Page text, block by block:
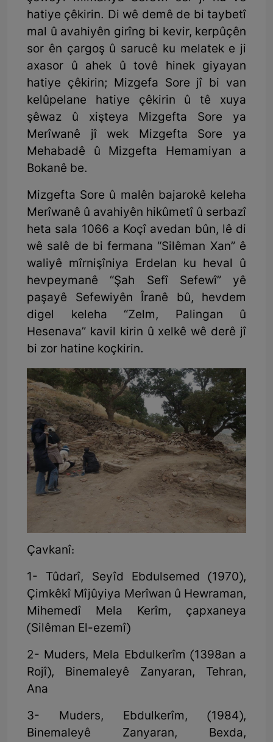
hatiye çêkirin. Di wê demê de bi taybetî
mal û avahiyên girîng bi kevir, kerpûçên
sor ên çargoş û sarucê ku melatek e ji
axasor û ahek û tovê hinek giyayan
hatiye çêkirin; Mizgefa Sore jî bi van
kelûpelane hatiye çêkirin û tê xuya
şêwaz û xişteya Mizgefta Sore ya
Merîwanê jî wek Mizgefta Sore ya
Mehabadê û Mizgefta Hemamiyan a
Bokanê be.
Mizgefta Sore û malên bajarokê keleha
Merîwanê û avahiyên hikûmetî û serbazî
heta sala 1066 a Koçî avedan bûn, lê di
wê salê de bi fermana “Silêman Xan” ê
waliyê mîrnişîniya Erdelan ku heval û
hevpeymanê “Şah Sefî Sefewî” yê
paşayê Sefewiyên Îranê bû, hevdem
digel keleha “Zelm, Palingan û
Hesenava” kavil kirin û xelkê wê derê jî
bi zor hatine koçkirin.
Çavkanî:
1- Tûdarî, Seyîd Ebdulsemed (1970),
Çimkêkî Mîjûyiya Merîwan û Hewraman,
Mihemedî Mela Kerîm, çapxaneya
(Silêman El-ezemî)
2- Muders, Mela Ebdulkerîm (1398an a
Rojî), Binemaleyê Zanyaran, Tehran,
Ana
3- Muders, Ebdulkerîm, (1984),
Binemaleyê Zanyaran, Bexda,